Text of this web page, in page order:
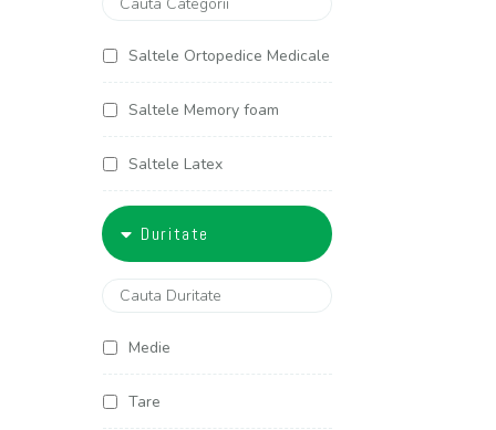
100x200
120x190
120x200
125x200
140x190
140x200
Saltele Ortopedice Medicale
Saltele Memory foam
Saltele Latex
Saltele Americane
Duritate
Medie
Tare